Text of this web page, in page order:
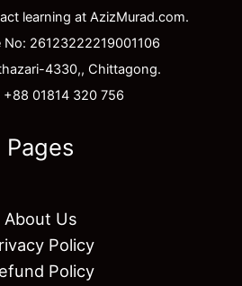
learning at AzizMurad.com.
No: 26123222219001106
4330,, Chittagong.
+88 01814 320 756
Pages
About Us
Policy
Policy